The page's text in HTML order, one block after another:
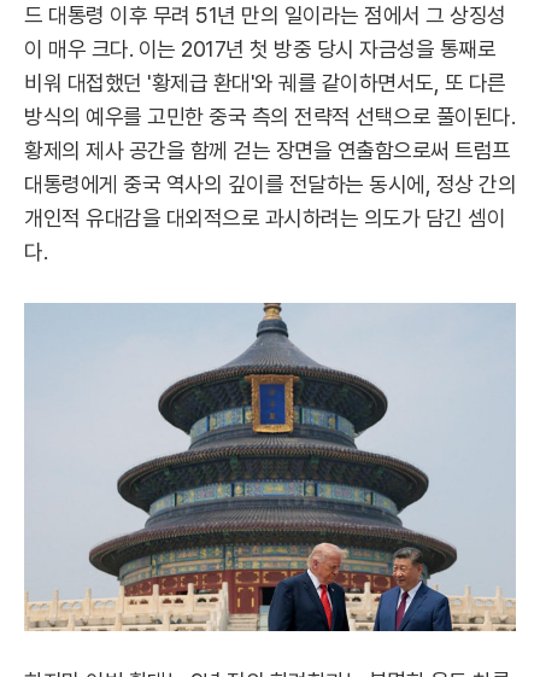
드 대통령 이후 무려 51년 만의 일이라는 점에서 그 상징성
이 매우 크다. 이는 2017년 첫 방중 당시 자금성을 통째로
비워 대접했던 '황제급 환대'와 궤를 같이하면서도, 또 다른
방식의 예우를 고민한 중국 측의 전략적 선택으로 풀이된다.
황제의 제사 공간을 함께 걷는 장면을 연출함으로써 트럼프
대통령에게 중국 역사의 깊이를 전달하는 동시에, 정상 간의
개인적 유대감을 대외적으로 과시하려는 의도가 담긴 셈이
다.